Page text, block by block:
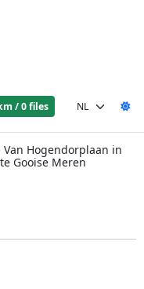
/ 0 files
Van Hogendorplaan in
Gooise Meren